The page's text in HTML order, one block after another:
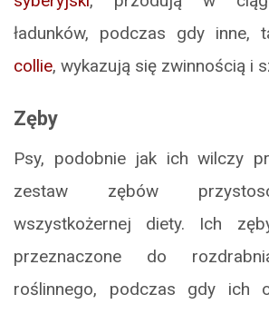
ładunków, podczas gdy inne,
collie, wykazują się zwinnością i
Zęby
Psy, podobnie jak ich wilczy
zestaw zębów
wszystkożernej diety. Ich
przeznaczone do
roślinnego, podczas gdy ich